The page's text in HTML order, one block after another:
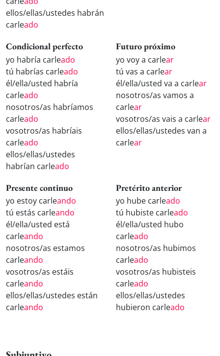
ellos/ellas/ustedes habrán
carleado
Condicional perfecto
yo habría carleado
tú habrías carleado
él/ella/usted habría
carleado
nosotros/as habríamos
carleado
vosotros/as habríais
carleado
ellos/ellas/ustedes
habrían carleado
Futuro próximo
yo voy a carlear
tú vas a carlear
él/ella/usted va a carlear
nosotros/as vamos a
carlear
vosotros/as vais a carlear
ellos/ellas/ustedes van a
carlear
Presente continuo
yo estoy carleando
tú estás carleando
él/ella/usted está
carleando
nosotros/as estamos
carleando
vosotros/as estáis
carleando
ellos/ellas/ustedes están
carleando
Pretérito anterior
yo hube carleado
tú hubiste carleado
él/ella/usted hubo
carleado
nosotros/as hubimos
carleado
vosotros/as hubisteis
carleado
ellos/ellas/ustedes
hubieron carleado